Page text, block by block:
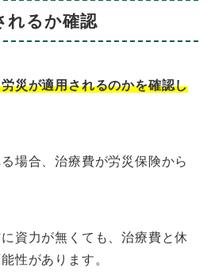
るか確認
災が適用されるのかを確認し
場合、治療費が労災保険から
資力が無くても、治療費と休
性があります。